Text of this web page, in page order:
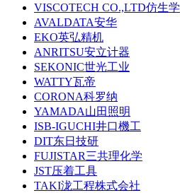
VISCOTECH CO.,LTD仿生学
AVALDATA安华
EKO英弘精机
ANRITSU安立计器
SEKONIC世光工业
WATTY瓦帝
CORONA科罗纳
YAMADA山田照明
ISB-IGUCHI井口機工
DIT东日技研
FUJISTAR三共理化学
JST压着工具
TAKI泷工程株式会社